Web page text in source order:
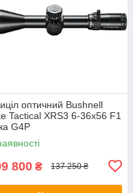
оптичний Bushnell
Tactical XRS3 6-36x56 F1
G4P
800 ₴ 137 250 ₴